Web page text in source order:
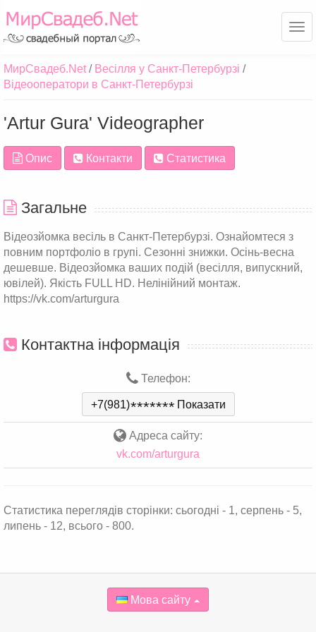
МирСвадеб.Net
Весілля у Санкт-Петербурзі
Відеооператори в Санкт-Петербурзі
'Artur Gura' Videographer
Опис Контакти Статистика
Загальне
Відеозйомка весіль в Санкт-Петербурзі. Ознайомтеся з
повним портфоліо в групі. Сезонні знижки. Осінь-весна
дешевше. Відеозйомка ваших подій (весілля, випускний,
ювілей). Якість FULL HD. Нелінійний монтаж.
https://vk.com/arturgura
Контактна інформація
Телефон:
+7(981)******* Показати
Адреса сайту:
vk.com/arturgura
Статистика переглядів сторінки: сьогодні - 1, серпень - 5,
липень - 12, всього - 800.
Мова сайту